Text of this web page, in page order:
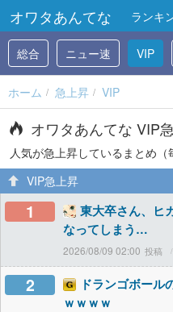
オワタあんてな ランキ
総合 ニュー速 VIP
ホーム 急上昇 VIP
オワタあんてな VIP
人気が急上昇しているまとめ（
VIP急上昇
1
東大卒さん、ヒ
なってしまう…
2026/08/09 02:00
2
ドランゴボール
ｗｗｗｗ